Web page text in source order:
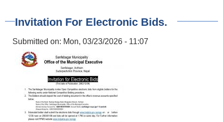
Invitation For Electronic Bids.
Submitted on: Mon, 03/23/2026 - 11:07